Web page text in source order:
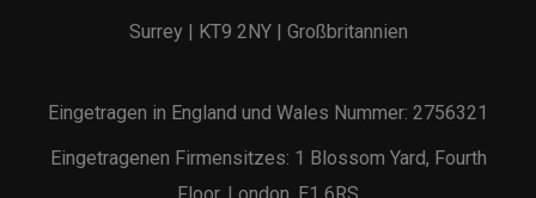
Surrey | KT9 2NY | Großbritannien
Eingetragen in England und Wales Nummer: 2756321
Eingetragenen Firmensitzes: 1 Blossom Yard, Fourth